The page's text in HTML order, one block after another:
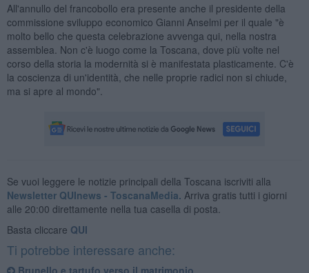
All'annullo del francobollo era presente anche il presidente della
commissione sviluppo economico Gianni Anselmi per il quale "è
molto bello che questa celebrazione avvenga qui, nella nostra
assemblea. Non c'è luogo come la Toscana, dove più volte nel
corso della storia la modernità si è manifestata plasticamente. C'è
la coscienza di un'identità, che nelle proprie radici non si chiude,
ma si apre al mondo".
Se vuoi leggere le notizie principali della Toscana iscriviti alla
Newsletter QUInews - ToscanaMedia. Arriva gratis tutti i giorni
alle 20:00 direttamente nella tua casella di posta.
Basta cliccare QUI
Ti potrebbe interessare anche:
Brunello e tartufo verso il matrimonio